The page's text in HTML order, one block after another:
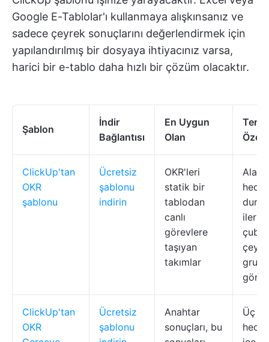
Google E-Tablolar'ı kullanmaya alışkınsanız ve
sadece çeyrek sonuçlarını değerlendirmek için
yapılandırılmış bir dosyaya ihtiyacınız varsa,
harici bir e-tablo daha hızlı bir çözüm olacaktır.
Şablon
İndir
Bağlantısı
En Uygun
Olan
ClickUp'tan
OKR
şablonu
Ücretsiz
şablonu
indirin
OKR'leri
statik bir
tablodan
canlı
görevlere
taşıyan
takımlar
Alan
ClickUp'tan
OKR
Ücretsiz
şablonu
Anahtar
sonuçları, bu
Üç